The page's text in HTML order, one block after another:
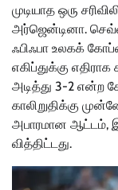
முடியாத ஒரு
அர்ஜென்டினா.
ஃபிஃபா உலகக்
எகிப்துக்கு
அடித்து 3-2 என்ற
காலிறுதிக்கு
அபாரமான ஆட்டம்,
வித்திட்டது.